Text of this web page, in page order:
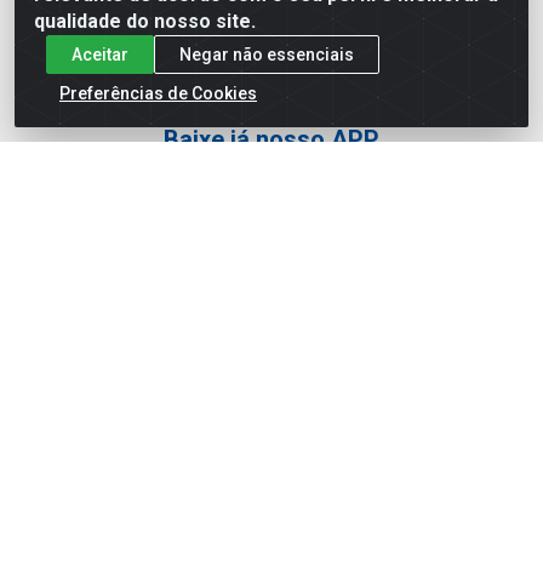
qualidade do nosso site.
Aceitar
Negar não essenciais
Preferências de Cookies
Facebook
TikTok
Baixe já nosso APP